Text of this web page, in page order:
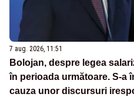
7 aug. 2026, 11:51
Bolojan, despre legea
în perioada următoare. S-a
cauza unor discursuri